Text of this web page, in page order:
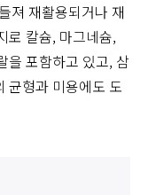
져 재활용되거나 재
로 칼슘, 마그네슘,
을 포함하고 있고, 삼
균형과 미용에도 도